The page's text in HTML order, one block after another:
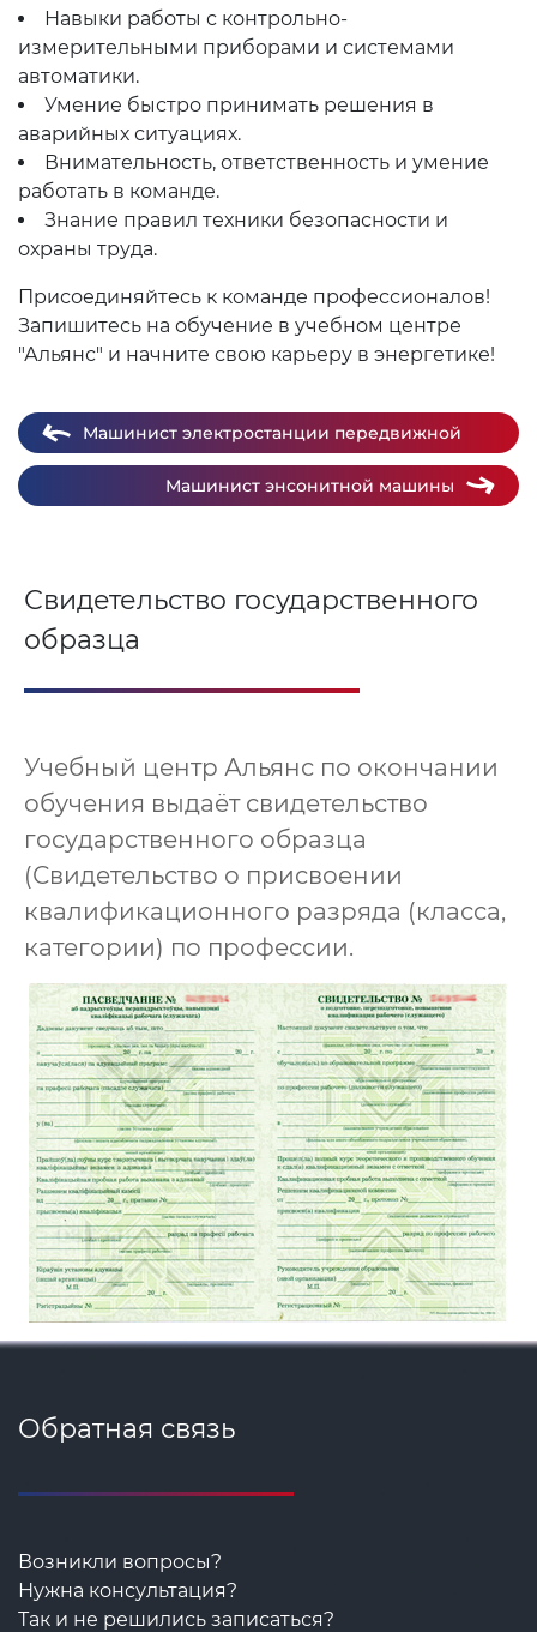
Навыки работы с контрольно-
измерительными приборами и системами
автоматики.
Умение быстро принимать решения в
аварийных ситуациях.
Внимательность, ответственность и умение
работать в команде.
Знание правил техники безопасности и
охраны труда.
Присоединяйтесь к команде профессионалов!
Запишитесь на обучение в учебном центре
"Альянс" и начните свою карьеру в энергетике!
Машинист электростанции передвижной
Машинист энсонитной машины
Свидетельство государственного
образца
Учебный центр Альянс по окончании
обучения выдаёт свидетельство
государственного образца
(Свидетельство о присвоении
квалификационного разряда (класса,
категории) по профессии.
Обратная связь
Возникли вопросы?
Нужна консультация?
Так и не решились записаться?